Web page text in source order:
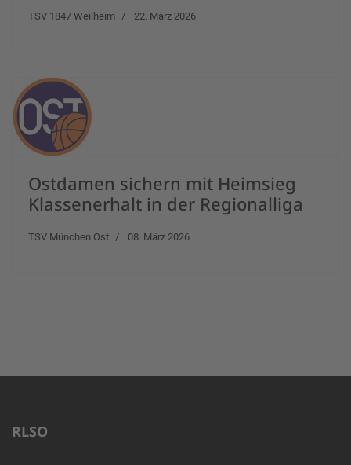
TSV 1847 Weilheim 22. März 2026
Ostdamen sichern mit Heimsieg
Klassenerhalt in der Regionalliga
TSV München Ost 08. März 2026
RLSO